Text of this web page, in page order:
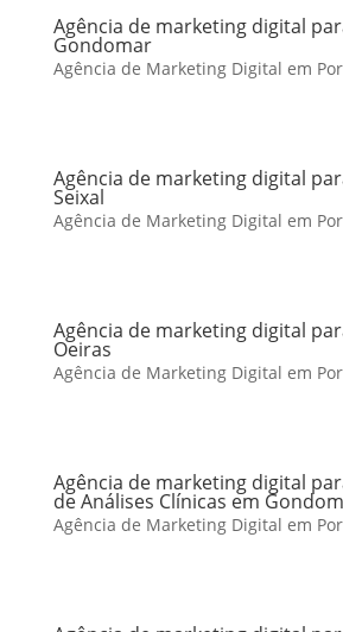
Agência de marketing digital
Gondomar
Agência de Marketing Digital em
Agência de marketing digital
Seixal
Agência de Marketing Digital em
Agência de marketing digital
Oeiras
Agência de Marketing Digital em
Agência de marketing digital
de Análises Clínicas em
Agência de Marketing Digital em